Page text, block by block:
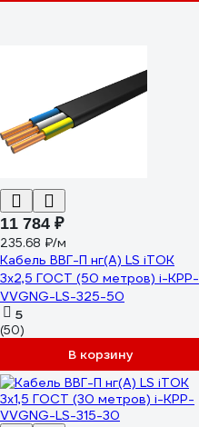
11 784 ₽
235.68 ₽/м
Кабель ВВГ-П нг(А) LS iTOK
3x2,5 ГОСТ (50 метров) i-KPP-
VVGNG-LS-325-50
5
(50)
В корзину